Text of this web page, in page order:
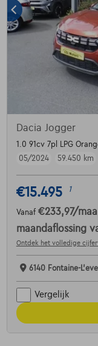
Dacia Jogger
1.0 91cv 7pl LPG
05/2024
59.450 km
€15.495 1
Vanaf €233,97/
maandaflossing
Ontdek het volledige
6140 Fontaine-
Vergelijk